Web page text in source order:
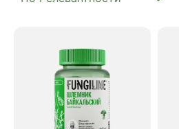
Daily
Mushroom
Phyto